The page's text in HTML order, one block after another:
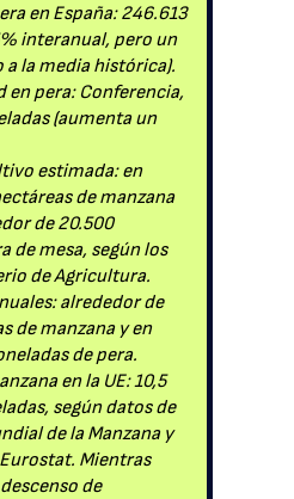
en España: 246.613
interanual, pero un
la media histórica).
en pera: Conferencia,
(aumenta un
estimada: en
de manzana
de 20.500
de mesa, según los
de Agricultura.
alrededor de
de manzana y en
de pera.
en la UE: 10,5
según datos de
de la Manzana y
Eurostat. Mientras
de